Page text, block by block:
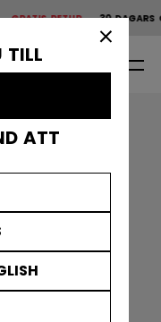
TILL
ATT
GRATIS RETUR30 DAGARS
över 2000 kr
0